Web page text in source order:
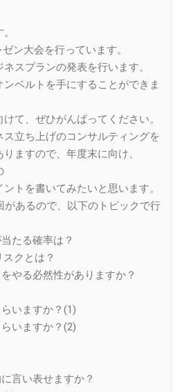
ン大会を行っています。
スプランの発表を行います。
ベルトを手にすることができま
て、ぜひがんばってください。
立ち上げのコンサルティングを
ますので、年度末に向け、
トを書いてみたいと思います。
があるので、以下のトピックで行
たる確率は？
クとは？
やる必然性がありますか？
いますか？(1)
いますか？(2)
言い表せますか？